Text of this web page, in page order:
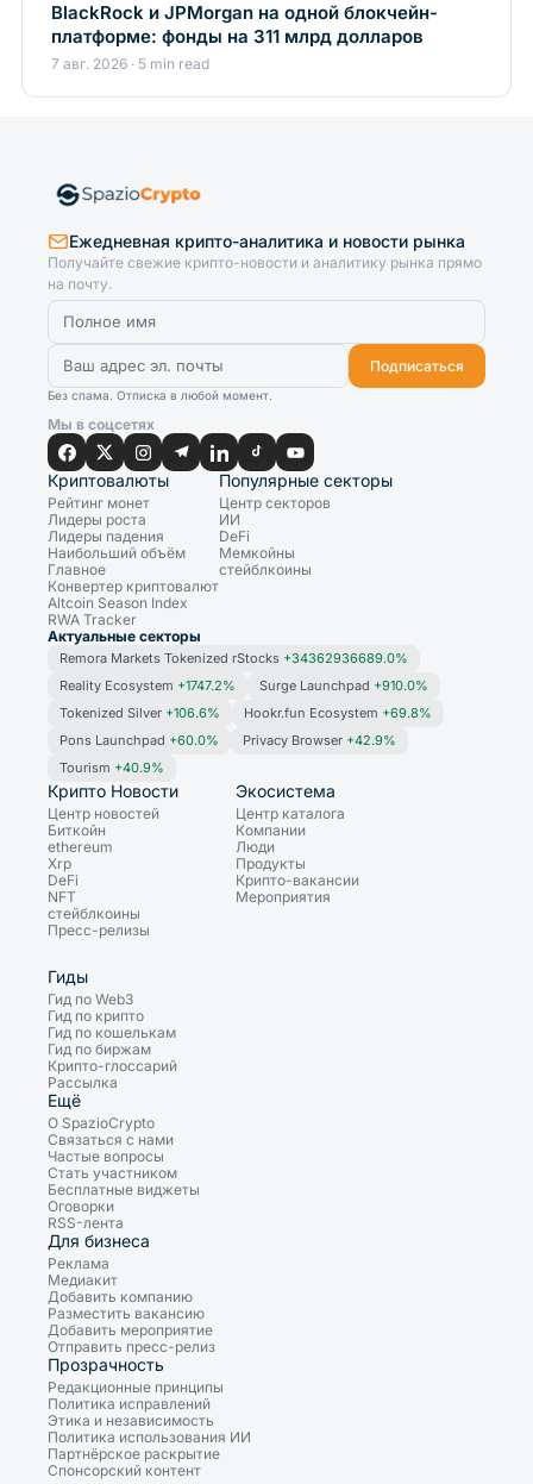
BlackRock и JPMorgan на одной блокчейн-
платформе: фонды на 311 млрд долларов
7 авг. 2026 · 5 min read
Ежедневная крипто-аналитика и новости рынка
Получайте свежие крипто-новости и аналитику рынка прямо
на почту.
Подписаться
Без спама. Отписка в любой момент.
Мы в соцсетях
Криптовалюты
Рейтинг монет
Лидеры роста
Лидеры падения
Наибольший объём
Главное
Конвертер криптовалют
Altcoin Season Index
RWA Tracker
Популярные секторы
Центр секторов
ИИ
DeFi
Мемкойны
стейблкоины
Актуальные секторы
Remora Markets Tokenized rStocks +34362936689.0%
Reality Ecosystem +1747.2% Surge Launchpad +910.0%
Tokenized Silver +106.6% Hookr.fun Ecosystem +69.8%
Pons Launchpad +60.0% Privacy Browser +42.9%
Tourism +40.9%
Крипто Новости
Центр новостей
Биткойн
ethereum
Xrp
DeFi
NFT
стейблкоины
Пресс-релизы
Экосистема
Центр каталога
Компании
Люди
Продукты
Крипто-вакансии
Мероприятия
Гиды
Гид по Web3
Гид по крипто
Гид по кошелькам
Гид по биржам
Крипто-глоссарий
Рассылка
Ещё
О SpazioCrypto
Связаться с нами
Частые вопросы
Стать участником
Бесплатные виджеты
Оговорки
RSS-лента
Для бизнеса
Реклама
Медиакит
Добавить компанию
Разместить вакансию
Добавить мероприятие
Отправить пресс-релиз
Прозрачность
Редакционные принципы
Политика исправлений
Этика и независимость
Политика использования ИИ
Партнёрское раскрытие
Спонсорский контент